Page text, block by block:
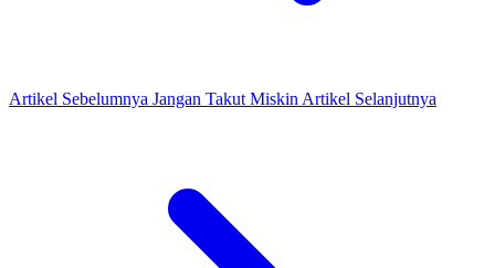
Artikel Sebelumnya Jangan Takut Miskin Artikel Selanjutnya